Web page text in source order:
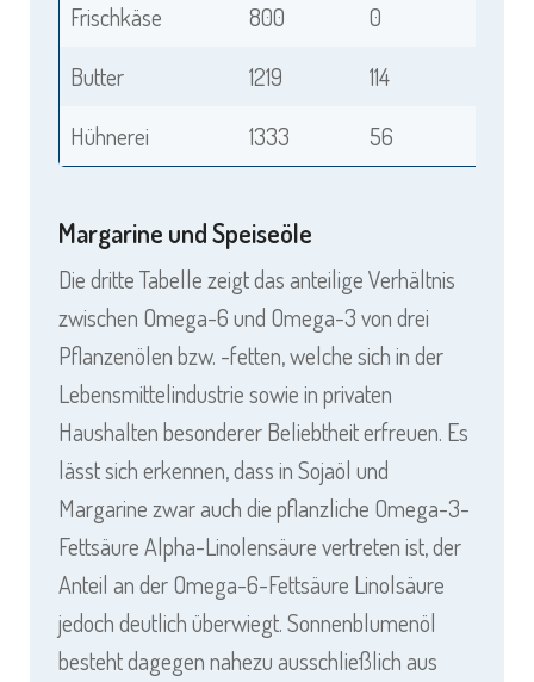
Frischkäse
800
0
Butter
1219
114
Hühnerei
1333 56
Margarine und Speiseöle
Die dritte Tabelle zeigt das anteilige Verhältnis
zwischen Omega-6 und Omega-3 von drei
Pflanzenölen bzw. -fetten, welche sich in der
Lebensmittelindustrie sowie in privaten
Haushalten besonderer Beliebtheit erfreuen. Es
lässt sich erkennen, dass in Sojaöl und
Margarine zwar auch die pflanzliche Omega-3-
Fettsäure Alpha-Linolensäure vertreten ist, der
Anteil an der Omega-6-Fettsäure Linolsäure
jedoch deutlich überwiegt. Sonnenblumenöl
besteht dagegen nahezu ausschließlich aus